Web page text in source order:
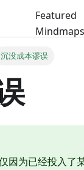
Featured
Mindmaps
沉没成本谬误
因为已经投入